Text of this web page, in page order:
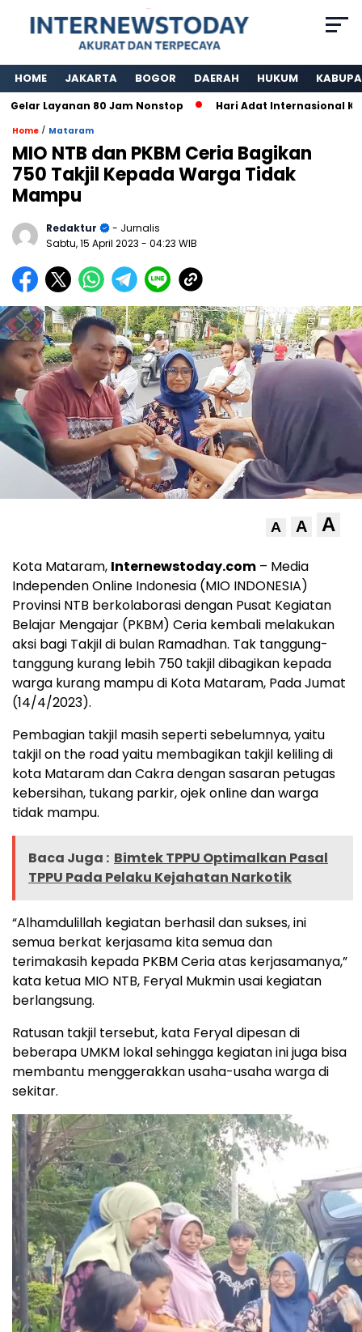
HOME JAKARTA BOGOR DAERAH HUKUM
Layanan 80 Jam Nonstop Hari Adat Internasional Ke 39
Home / Mataram
MIO NTB dan PKBM Ceria Bagikan
750 Takjil Kepada Warga Tidak
Mampu
Redaktur
- Jurnalis
Sabtu, 15 April 2023 - 04:23 WIB
A A A
Kota Mataram, Internewstoday.com – Media
Independen Online Indonesia (MIO INDONESIA)
Provinsi NTB berkolaborasi dengan Pusat Kegiatan
Belajar Mengajar (PKBM) Ceria kembali melakukan
aksi bagi Takjil di bulan Ramadhan. Tak tanggung-
tanggung kurang lebih 750 takjil dibagikan kepada
warga kurang mampu di Kota Mataram, Pada Jumat
(14/4/2023).
Pembagian takjil masih seperti sebelumnya, yaitu
takjil on the road yaitu membagikan takjil keliling di
kota Mataram dan Cakra dengan sasaran petugas
kebersihan, tukang parkir, ojek online dan warga
tidak mampu.
Baca Juga : Bimtek TPPU Optimalkan Pasal
TPPU Pada Pelaku Kejahatan Narkotik
“Alhamdulillah kegiatan berhasil dan sukses, ini
semua berkat kerjasama kita semua dan
terimakasih kepada PKBM Ceria atas kerjasamanya,”
kata ketua MIO NTB, Feryal Mukmin usai kegiatan
berlangsung.
Ratusan takjil tersebut, kata Feryal dipesan di
beberapa UMKM lokal sehingga kegiatan ini juga bisa
membantu menggerakkan usaha-usaha warga di
sekitar.